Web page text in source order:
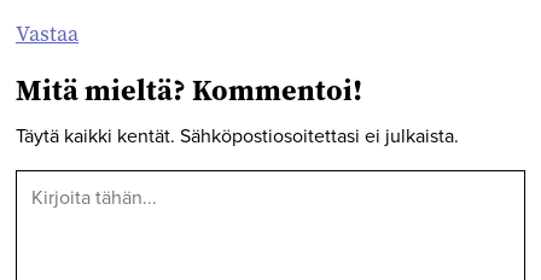
Vastaa
Mitä mieltä? Kommentoi!
Täytä kaikki kentät. Sähköpostiosoitettasi ei julkaista.